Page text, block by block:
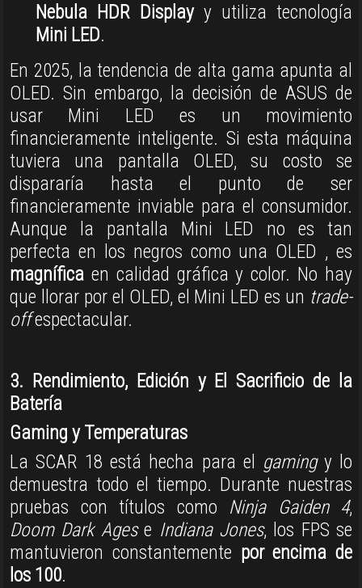
Nebula HDR Displayy utiliza tecnología
Mini LED.
En 2025, la tendencia de alta gama apunta al
OLED. Sin embargo, la decisión de ASUS de
usar Mini LED es un movimiento
financieramente inteligente. Si esta máquina
tuviera una pantalla OLED, su costo se
dispararía hasta el punto de ser
financieramente inviable para el consumidor.
Aunque la pantalla Mini LED no es tan
perfecta en los negros como una OLED , es
magnífica en calidad gráfica y color. No hay
que llorar por el OLED, el Mini LED es un trade-
offespectacular.
3. Rendimiento, Edición y El Sacrificio de la
Batería
Gaming y Temperaturas
La SCAR 18 está hecha para el gamingy lo
demuestra todo el tiempo. Durante nuestras
pruebas con títulos como Ninja Gaiden 4,
Doom Dark Agese Indiana Jones, los FPS se
mantuvieron constantemente por encima de
los 100.